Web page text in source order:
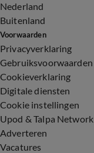
Nederland
Buitenland
Voorwaarden
Privacyverklaring
Gebruiksvoorwaarden
Cookieverklaring
Digitale diensten
Cookie instellingen
Upod & Talpa Network
Adverteren
Vacatures